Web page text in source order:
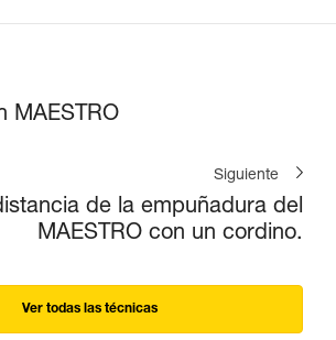
MAESTRO
Siguiente
de la empuñadura del
MAESTRO con un cordino.
Ver todas las técnicas